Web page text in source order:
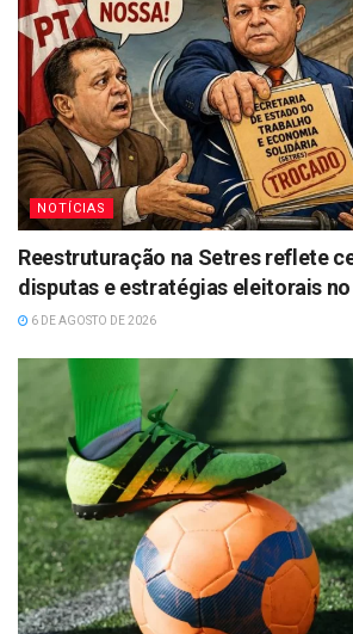
NOTÍCIAS
Reestruturação na Setres reflete
disputas e estratégias eleitorais
6 DE AGOSTO DE 2026